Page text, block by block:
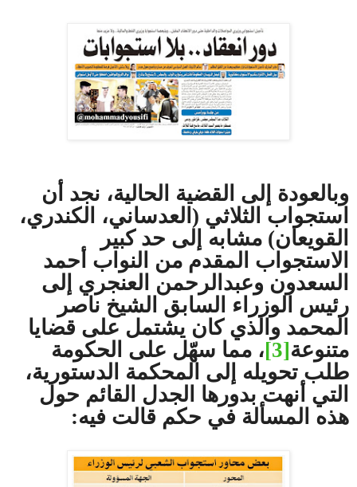
وبالعودة إلى القضية الحالية، نجد أن
استجواب الثلاثي (العدساني، الكندري،
القويعان) مشابه إلى حد كبير
الاستجواب المقدم من النواب أحمد
السعدون وعبدالرحمن العنجري إلى
رئيس الوزراء السابق الشيخ ناصر
المحمد والذي كان يشتمل على قضايا
متنوعة[3]، مما سهّل على الحكومة
طلب تحويله إلى المحكمة الدستورية،
التي أنهت بدورها الجدل القائم حول
هذه المسألة في حكم قالت فيه: